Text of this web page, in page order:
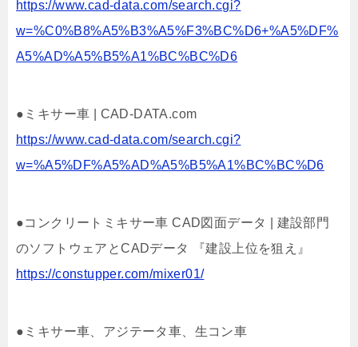
https://www.cad-data.com/search.cgi?
w=%C0%B8%A5%B3%A5%F3%BC%D6+%A5%DF%
A5%AD%A5%B5%A1%BC%BC%D6
●ミキサー車 | CAD-DATA.com
https://www.cad-data.com/search.cgi?
w=%A5%DF%A5%AD%A5%B5%A1%BC%BC%D6
●コンクリートミキサー車 CAD図面データ | 建設部門
のソフトウェアとCADデータ 『建設上位を狙え』
https://constupper.com/mixer01/
●ミキサー車、アジテータ車、生コン車